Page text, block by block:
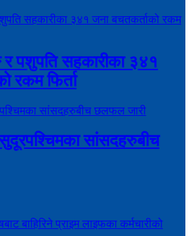
र पशुपति सहकारीका ३४१
रकम फिर्ता
सांसदहरुबीच